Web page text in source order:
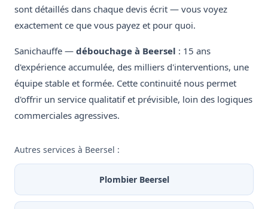
sont détaillés dans chaque devis écrit — vous voyez
exactement ce que vous payez et pour quoi.
Sanichauffe — débouchage à Beersel : 15 ans
d'expérience accumulée, des milliers d'interventions, une
équipe stable et formée. Cette continuité nous permet
d'offrir un service qualitatif et prévisible, loin des logiques
commerciales agressives.
Autres services à Beersel :
Plombier Beersel